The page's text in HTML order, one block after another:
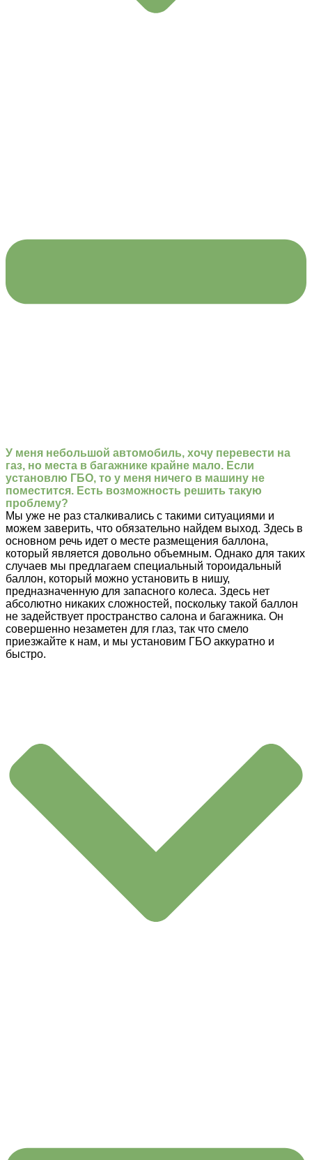
У меня небольшой автомобиль, хочу перевести на
газ, но места в багажнике крайне мало. Если
установлю ГБО, то у меня ничего в машину не
поместится. Есть возможность решить такую
проблему?
Мы уже не раз сталкивались с такими ситуациями и
можем заверить, что обязательно найдем выход. Здесь в
основном речь идет о месте размещения баллона,
который является довольно объемным. Однако для таких
случаев мы предлагаем специальный тороидальный
баллон, который можно установить в нишу,
предназначенную для запасного колеса. Здесь нет
абсолютно никаких сложностей, поскольку такой баллон
не задействует пространство салона и багажника. Он
совершенно незаметен для глаз, так что смело
приезжайте к нам, и мы установим ГБО аккуратно и
быстро.